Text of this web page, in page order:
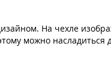
На чехле
можно